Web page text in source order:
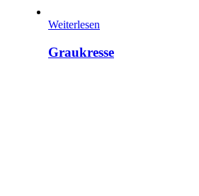
Weiterlesen
Graukresse